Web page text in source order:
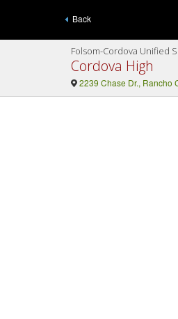
Back
Folsom-Cordova Unified
Cordova High
2239 Chase Dr., Rancho